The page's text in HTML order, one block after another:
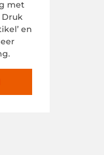
met
en